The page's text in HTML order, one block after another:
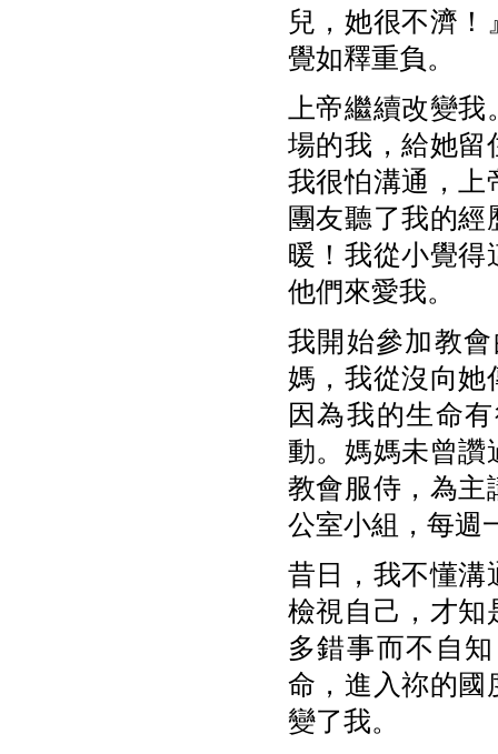
兒，她很不濟
覺如釋重負。
上帝繼續改變
場的我，給她留
我很怕溝通，上
團友聽了我的
暖！我從小覺得
他們來愛我。
我開始參加教
媽，我從沒向她
因為我的生命
動。媽媽未曾讚
教會服侍，為主
公室小組，每週
昔日，我不懂溝
檢視自己，才知
多錯事而不自
命，進入祢的國
變了我。